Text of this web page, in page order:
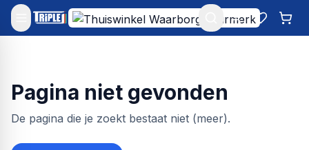
Mijn account
Pagina niet gevonden
De pagina die je zoekt bestaat niet (meer).